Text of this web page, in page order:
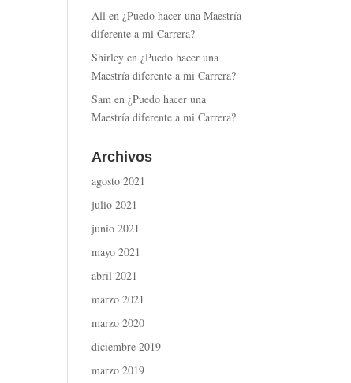
All en¿Puedo hacer una Maestría
diferente a mi Carrera?
Shirley en¿Puedo hacer una
Maestría diferente a mi Carrera?
Sam en¿Puedo hacer una
Maestría diferente a mi Carrera?
Archivos
agosto 2021
julio 2021
junio 2021
mayo 2021
abril 2021
marzo 2021
marzo 2020
diciembre 2019
marzo 2019